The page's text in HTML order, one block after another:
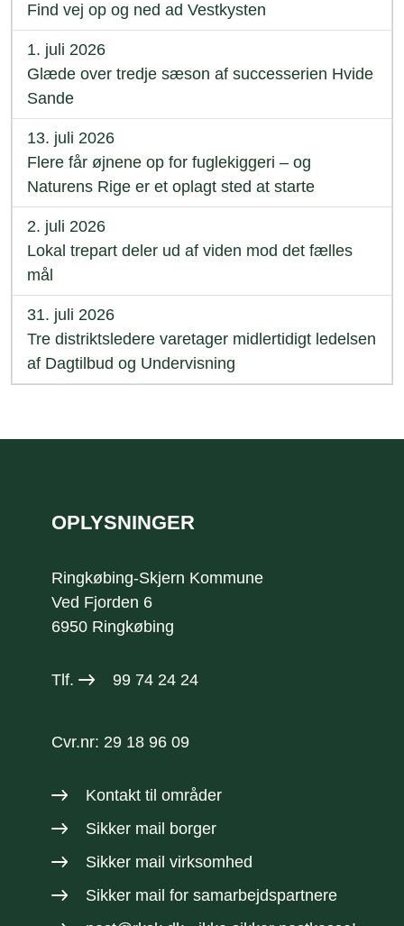
Find vej op og ned ad Vestkysten
1. juli 2026
Glæde over tredje sæson af successerien Hvide
Sande
13. juli 2026
Flere får øjnene op for fuglekiggeri – og
Naturens Rige er et oplagt sted at starte
2. juli 2026
Lokal trepart deler ud af viden mod det fælles
mål
31. juli 2026
Tre distriktsledere varetager midlertidigt ledelsen
af Dagtilbud og Undervisning
OPLYSNINGER
Ringkøbing-Skjern Kommune
Ved Fjorden 6
6950 Ringkøbing
Tlf. 99 74 24 24
Cvr.nr: 29 18 96 09
Kontakt til områder
Sikker mail borger
Sikker mail virksomhed
Sikker mail for samarbejdspartnere